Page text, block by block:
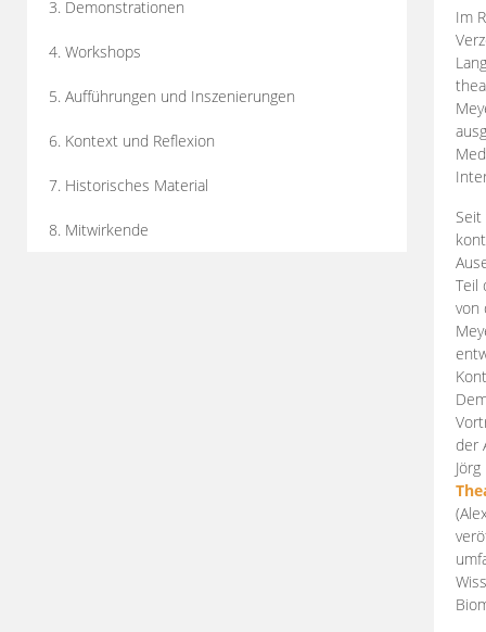
3. Demonstrationen
4. Workshops
5. Aufführungen und Inszenierungen
6. Kontext und Reflexion
7. Historisches Material
8. Mitwirkende
Im
Teil
von
der